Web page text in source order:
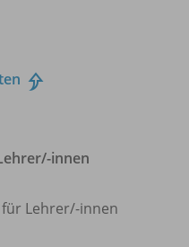
-innen
für Lehrer/-innen